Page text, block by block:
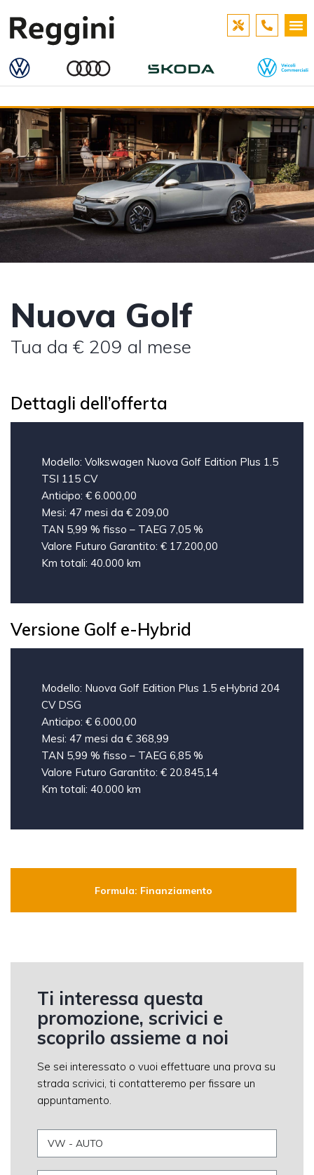
Nuova Golf
Tua da € 209 al mese
Dettagli dell’offerta
Modello: Volkswagen Nuova Golf Edition Plus 1.5
TSI 115 CV
Anticipo: € 6.000,00
Mesi: 47 mesi da € 209,00
TAN 5,99 % fisso – TAEG 7,05 %
Valore Futuro Garantito: € 17.200,00
Km totali: 40.000 km
Versione Golf e-Hybrid
Modello: Nuova Golf Edition Plus 1.5 eHybrid 204
CV DSG
Anticipo: € 6.000,00
Mesi: 47 mesi da € 368,99
TAN 5,99 % fisso – TAEG 6,85 %
Valore Futuro Garantito: € 20.845,14
Km totali: 40.000 km
Formula: Finanziamento
Ti interessa questa
promozione, scrivici e
scoprilo assieme a noi
Se sei interessato o vuoi effettuare una prova su
strada scrivici, ti contatteremo per fissare un
appuntamento.